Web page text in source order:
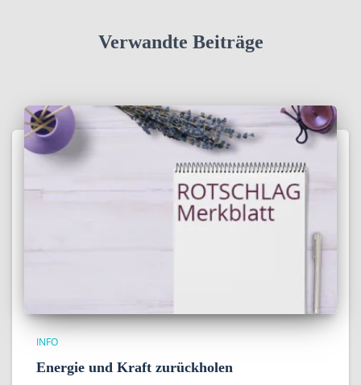
Verwandte Beiträge
INFO
Energie und Kraft zurückholen